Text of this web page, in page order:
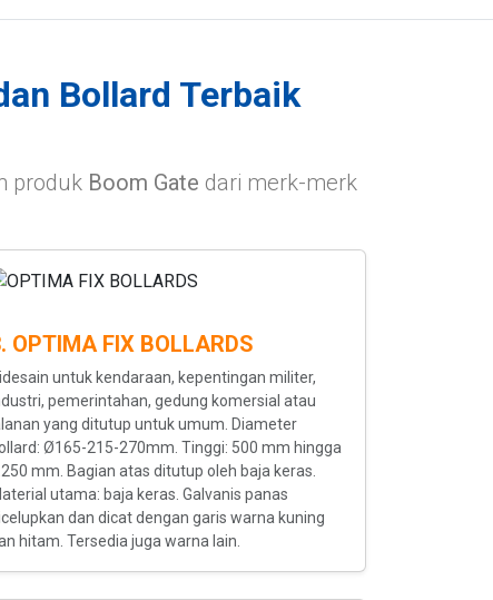
Bollard Terbaik
produk Boom Gate dari merk-merk
OPTIMA FIX BOLLARDS
untuk kendaraan, kepentingan militer,
pemerintahan, gedung komersial atau
yang ditutup untuk umum. Diameter
Ø165-215-270mm. Tinggi: 500 mm hingga
mm. Bagian atas ditutup oleh baja keras.
utama: baja keras. Galvanis panas
dan dicat dengan garis warna kuning
hitam. Tersedia juga warna lain.